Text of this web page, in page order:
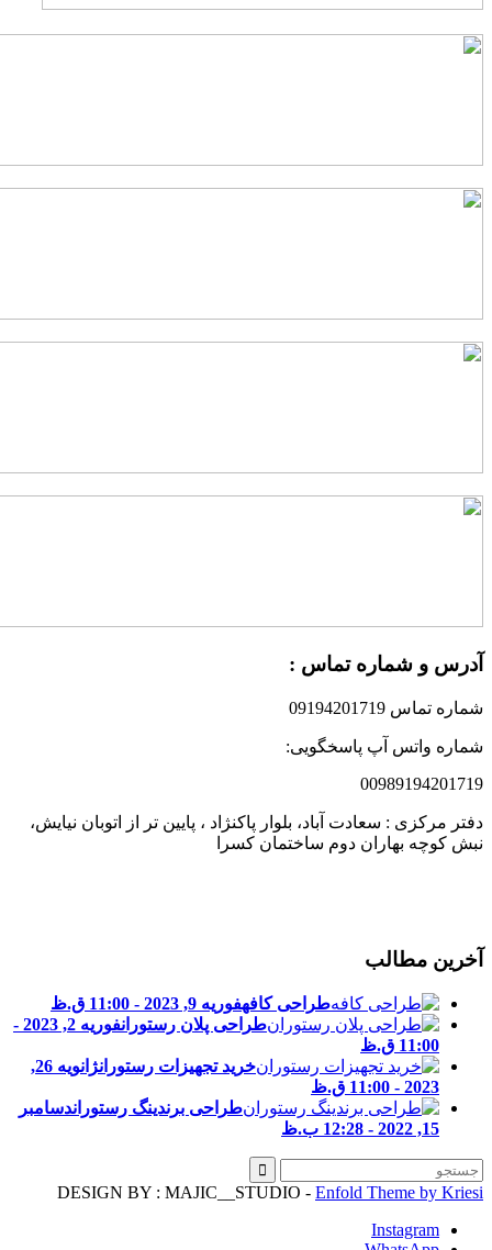
و شماره تماس :
تماس 09194201719
واتس آپ پاسخگویی:
مرکزی : سعادت آباد، بلوار پاکنژاد ، پایین تر از اتوبان نیایش،
کوچه بهاران دوم ساختمان کسرا
مطالب
طراحی کافهفوریه 9, 2023 - 11:00 ق.ظ
طراحی پلان رستوران
فوریه 2, 2023 -
11:00 ق.ظ
خرید تجهیزات رستوران
ژانویه 26,
2023 - 11:00 ق.ظ
طراحی برندینگ رستوران دسامبر
15, 2022 - 12:28 ب.ظ
DESIGN BY : MAJIC__STUDIO -Enfold Theme by
Instagram